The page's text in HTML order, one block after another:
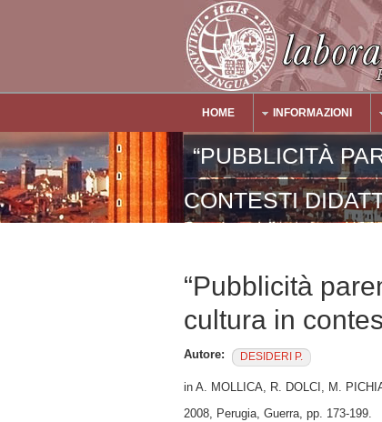
Main Menu
HOME INFORMAZIONI
“PUBBLICITÀ
CONTESTI
“Pubblicità
cultura in
Autore: DESIDERI P.
in A. MOLLICA, R. DOLCI, M.
2008, Perugia, Guerra, pp. 173-199.